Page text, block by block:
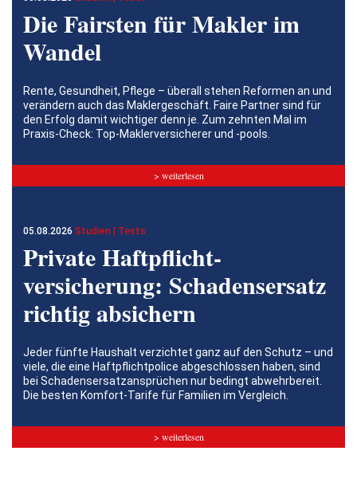
Die Fairsten für Makler im
Wandel
Rente, Gesundheit, Pflege – überall stehen Reformen an und
verändern auch das Maklergeschäft. Faire Partner sind für
den Erfolg damit wichtiger denn je. Zum zehnten Mal im
Praxis-Check: Top-Maklerversicherer und -pools.
> weiterlesen
05.08.2026 Studien | Tests
Private Haftpflicht­
versicherung: Schadensersatz
richtig absichern
Jeder fünfte Haushalt verzichtet ganz auf den Schutz – und
viele, die eine Haftpflichtpolice abgeschlossen haben, sind
bei Schadensersatzansprüchen nur bedingt abwehrbereit.
Die besten Komfort-Tarife für Familien im Vergleich.
> weiterlesen